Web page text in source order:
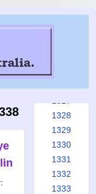
1321
1322
1328
1329
1330
1331
1332
1333